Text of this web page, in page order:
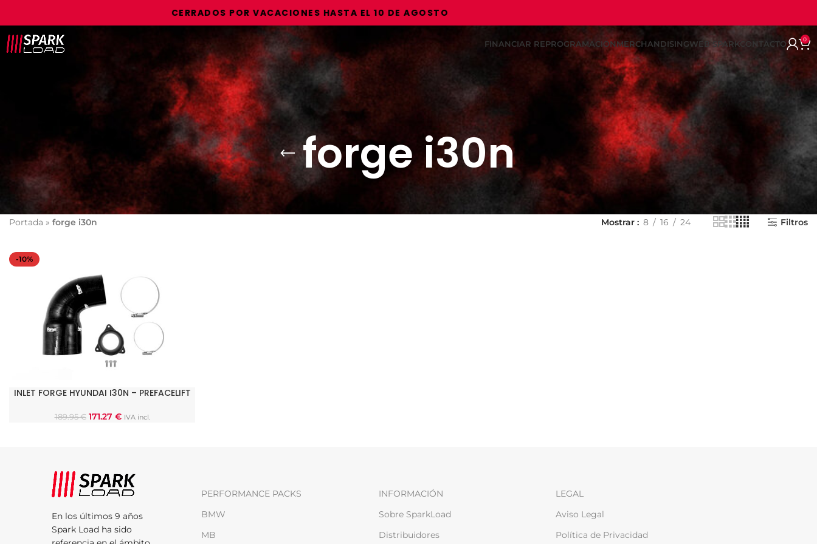
CERRADOS POR VACACIONES HASTA EL 10 DE AGOSTO
FINANCIAR REPROGRAMACIONMERCHANDISINGWEB SPARK CONTACTO 0
forge i30n
Portada » forge i30n Mostrar 8 16 24 Filtros
-10%
AÑADIR AL CARRITO
INLET FORGE HYUNDAI I30N – PREFACELIFT
189.95€ 171.27 € IVA incl.
En los últimos 9 años
Spark Load ha sido
PERFORMANCE PACKS
BMW
MB
INFORMACIÓN
Sobre SparkLoad
Distribuidores
LEGAL
Aviso Legal
Política de Privacidad